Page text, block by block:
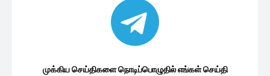
முக்கிய செய்திகளை நொடிப்பொழுதில் எங்கள் செய்தி